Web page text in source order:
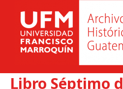
Libro Séptimo